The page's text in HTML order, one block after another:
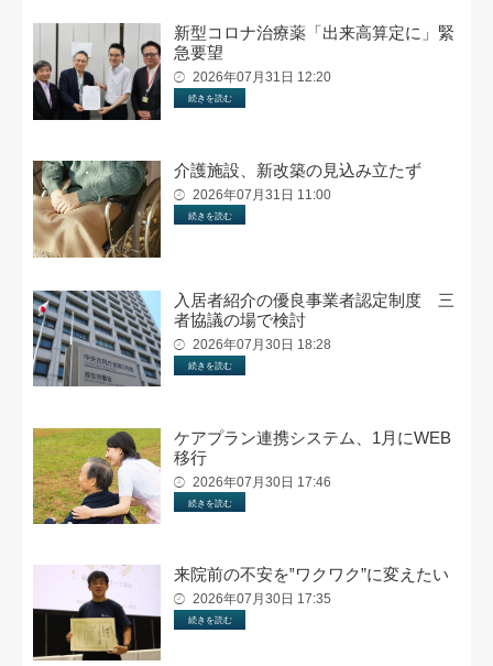
新型コロナ治療薬「出来高算定に」緊
急要望
2026年07月31日 12:20
続きを読む
介護施設、新改築の見込み立たず
2026年07月31日 11:00
続きを読む
入居者紹介の優良事業者認定制度 三
者協議の場で検討
2026年07月30日 18:28
続きを読む
ケアプラン連携システム、1月にWEB
移行
2026年07月30日 17:46
続きを読む
来院前の不安を‟ワクワク”に変えたい
2026年07月30日 17:35
続きを読む